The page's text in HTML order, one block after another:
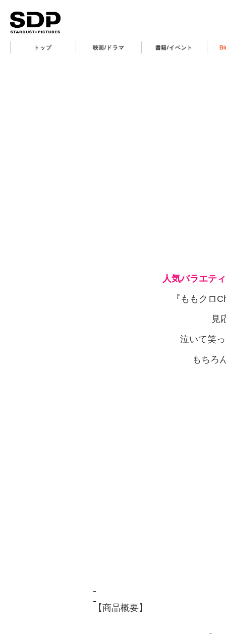
トップ 映画/ドラマ 書籍/イベント
人気バラエテ
『ももクロ
見
泣いて笑
もちろ
【商品概要】